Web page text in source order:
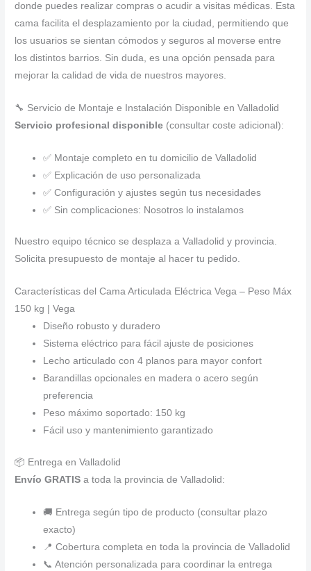
donde puedes realizar compras o acudir a visitas médicas. Esta
cama facilita el desplazamiento por la ciudad, permitiendo que
los usuarios se sientan cómodos y seguros al moverse entre
los distintos barrios. Sin duda, es una opción pensada para
mejorar la calidad de vida de nuestros mayores.
🔧 Servicio de Montaje e Instalación Disponible en Valladolid
Servicio profesional disponible (consultar coste adicional):
✅ Montaje completo en tu domicilio de Valladolid
✅ Explicación de uso personalizada
✅ Configuración y ajustes según tus necesidades
✅ Sin complicaciones: Nosotros lo instalamos
Nuestro equipo técnico se desplaza a Valladolid y provincia.
Solicita presupuesto de montaje al hacer tu pedido.
Características del Cama Articulada Eléctrica Vega – Peso Máx
150 kg | Vega
Diseño robusto y duradero
Sistema eléctrico para fácil ajuste de posiciones
Lecho articulado con 4 planos para mayor confort
Barandillas opcionales en madera o acero según
preferencia
Peso máximo soportado: 150 kg
Fácil uso y mantenimiento garantizado
📦 Entrega en Valladolid
Envío GRATIS a toda la provincia de Valladolid:
🚚 Entrega según tipo de producto (consultar plazo
exacto)
📍 Cobertura completa en toda la provincia de Valladolid
📞 Atención personalizada para coordinar la entrega